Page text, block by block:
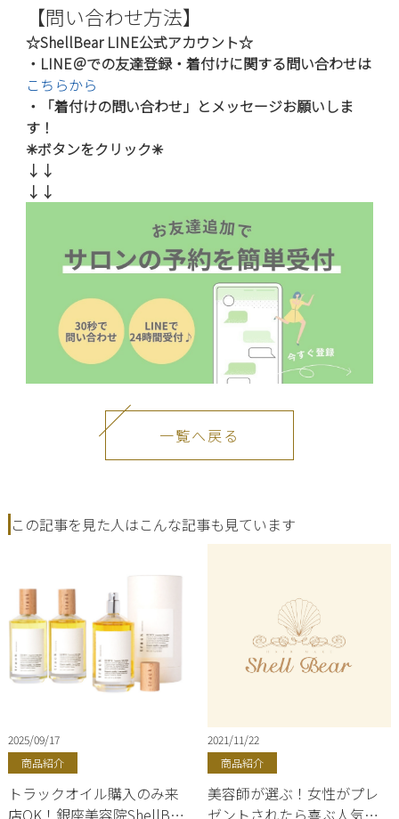
【問い合わせ方法】
☆ShellBear LINE公式アカウント☆
・LINE＠での友達登録・着付けに関する問い合わせは
こちらから
・「着付けの問い合わせ」とメッセージお願いしま
す！
✳︎ボタンをクリック✳︎
↓↓
↓↓
一覧へ戻る
この記事を見た人はこんな記事も見ています
2025/09/17
商品紹介
トラックオイル購入のみ来
店OK！銀座美容院ShellBear
2021/11/22
商品紹介
美容師が選ぶ！女性がプレ
ゼントされたら喜ぶ人気の